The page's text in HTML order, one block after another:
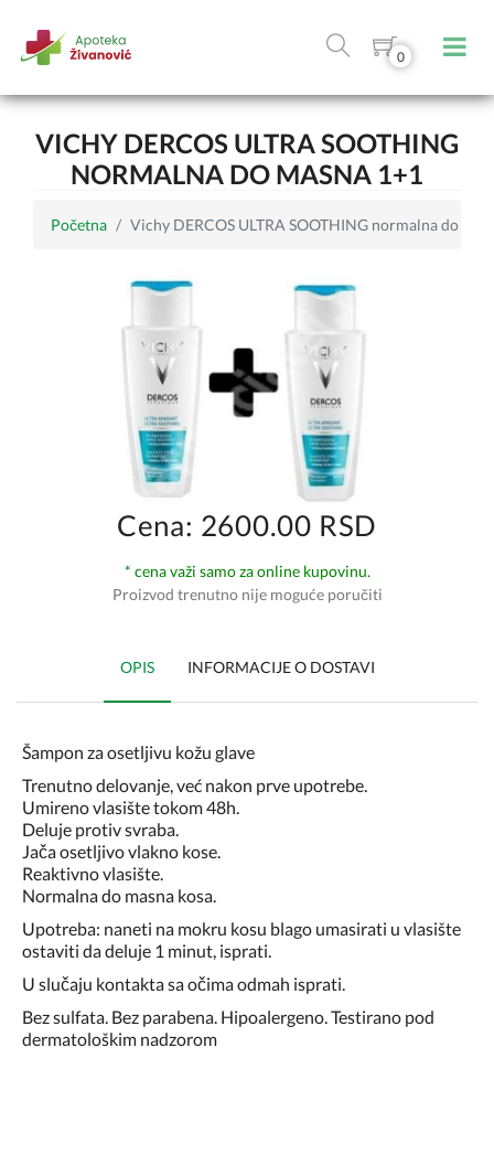
0
VICHY DERCOS ULTRA SOOTHING
NORMALNA DO MASNA 1+1
Početna Vichy DERCOS ULTRA SOOTHING normalna do
Cena: 2600.00 RSD
* cena važi samo za online kupovinu.
Proizvod trenutno nije moguće poručiti
OPIS INFORMACIJE O DOSTAVI
Šampon za osetljivu kožu glave
Trenutno delovanje, već nakon prve upotrebe.
Umireno vlasište tokom 48h.
Deluje protiv svraba.
Jača osetljivo vlakno kose.
Reaktivno vlasište.
Normalna do masna kosa.
Upotreba: naneti na mokru kosu blago umasirati u vlasište
ostaviti da deluje 1 minut, isprati.
U slučaju kontakta sa očima odmah isprati.
Bez sulfata. Bez parabena. Hipoalergeno. Testirano pod
dermatološkim nadzorom